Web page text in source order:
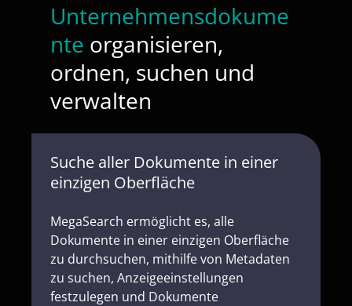
Unternehmensdokume
nte organisieren,
ordnen, suchen und
verwalten
Suche aller Dokumente in einer
einzigen Oberfläche
MegaSearch ermöglicht es, alle
Dokumente in einer einzigen Oberfläche
zu durchsuchen, mithilfe von Metadaten
zu suchen, Anzeigeeinstellungen
festzulegen und Dokumente